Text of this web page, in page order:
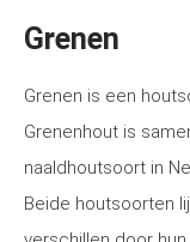
Grenen
Grenen is een
Grenenhout is
naaldhoutsoort in
Beide houtsoorten